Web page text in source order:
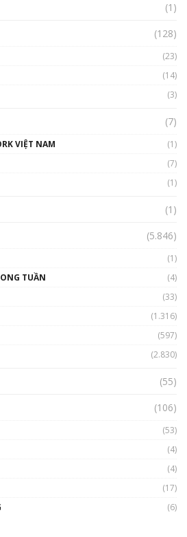
(1)
(128)
(23)
(14)
(3)
(7)
VIỆT NAM
(1)
(7)
(1)
(1)
(5.846)
(1)
TUẦN
(4)
(33)
(1.316)
(597)
(2.830)
(55)
(106)
(53)
(4)
(4)
(17)
(6)